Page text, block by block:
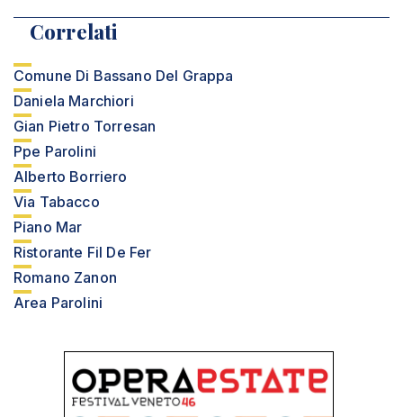
Correlati
Comune Di Bassano Del Grappa
Daniela Marchiori
Gian Pietro Torresan
Ppe Parolini
Alberto Borriero
Via Tabacco
Piano Mar
Ristorante Fil De Fer
Romano Zanon
Area Parolini